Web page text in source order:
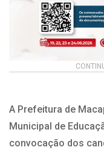
A Prefeitura de
Municipal de
convocação dos